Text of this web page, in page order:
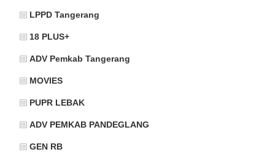
LPPD Tangerang
18 PLUS+
ADV Pemkab Tangerang
MOVIES
PUPR LEBAK
ADV PEMKAB PANDEGLANG
GEN RB